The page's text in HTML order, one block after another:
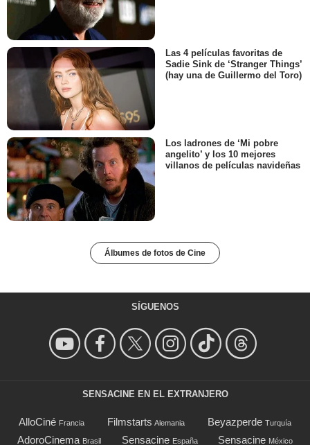
Las 4 películas favoritas de
Sadie Sink de ‘Stranger Things’
(hay una de Guillermo del Toro)
Los ladrones de ‘Mi pobre
angelito’ y los 10 mejores
villanos de películas navideñas
Álbumes de fotos de Cine
SÍGUENOS
SENSACINE EN EL EXTRANJERO
AlloCiné Francia Filmstarts Alemania Beyazperde Turquía
AdoroCinema Brasil Sensacine España Sensacine México